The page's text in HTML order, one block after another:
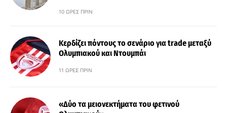
10 ΏΡΕΣ ΠΡΙΝ
Κερδίζει πόντους το σενάριο για trade μεταξύ
Ολυμπιακού και Ντουμπάι
11 ΏΡΕΣ ΠΡΙΝ
«Δύο τα μειονεκτήματα του φετινού